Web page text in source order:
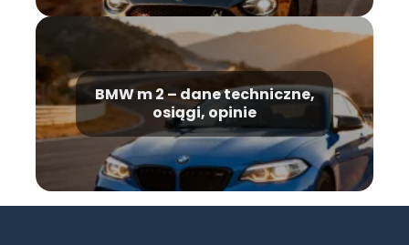
BMW m 2 – dane techniczne,
osiągi, opinie